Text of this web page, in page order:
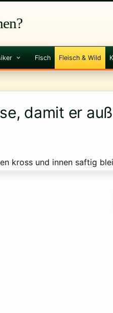
Fisch Fleisch & Wild
damit er